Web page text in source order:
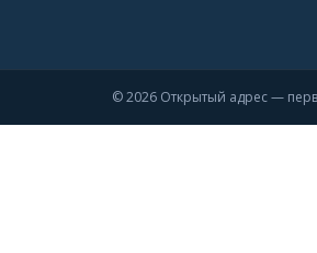
© 2026 Открытый адрес —